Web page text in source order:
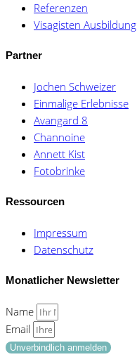
Referenzen
Visagisten Ausbildung
Partner
Jochen Schweizer
Einmalige Erlebnisse
Avangard 8
Channoine
Annett Kist
Fotobrinke
Ressourcen
Impressum
Datenschutz
Monatlicher Newsletter
Name
Email
Unverbindlich anmelden